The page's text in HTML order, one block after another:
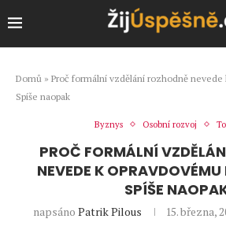
Domů » Proč formální vzdělání rozhodně nevede
Spíše naopak
Byznys Osobní rozvoj
PROČ FORMÁLNÍ
NEVEDE K
SPÍŠE
napsáno Patrik Pilous 15. března,